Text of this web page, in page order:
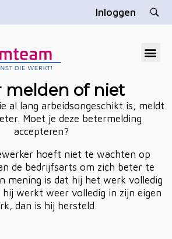
Inloggen
melden of niet
al lang arbeidsongeschikt is, meldt
Moet je deze betermelding
accepteren?
hoeft niet te wachten op
de bedrijfsarts om zich beter te
mening is dat hij het werk volledig
werkt weer volledig in zijn eigen
dan is hij hersteld.